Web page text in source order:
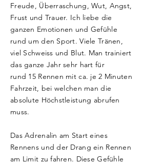
Freude, Überraschung, Wut, Angst,
Frust und Trauer. Ich liebe die
ganzen Emotionen und Gefühle
rund um den Sport. Viele Tränen,
viel Schweiss und Blut. Man trainiert
das ganze Jahr sehr hart für
rund 15 Rennen mit ca. je 2 Minuten
Fahrzeit, bei welchen man die
absolute Höchstleistung abrufen
muss.
Das Adrenalin am Start eines
Rennens und der Drang ein Rennen
am Limit zu fahren. Diese Gefühle